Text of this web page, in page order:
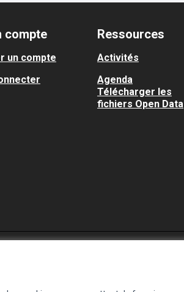
compte
un compte
Ressources
Activités
Agenda
Télécharger les
fichiers Open Data